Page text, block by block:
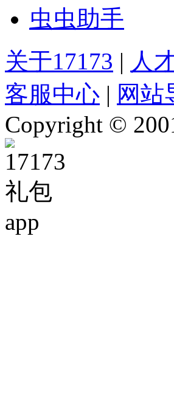
虫虫助手
关于17173 | 人
客服中心 | 网站
Copyright ©